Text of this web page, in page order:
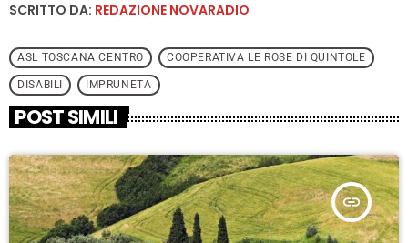
SCRITTO DA: REDAZIONE NOVARADIO
ASL TOSCANA CENTRO COOPERATIVA LE ROSE DI QUINTOLE
DISABILI IMPRUNETA
POST SIMILI
insert_link